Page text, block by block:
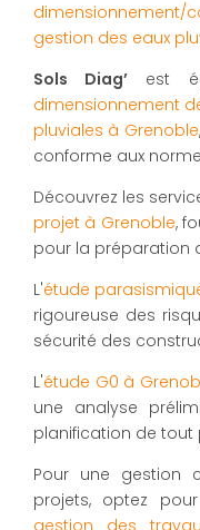
gestion des eaux
Sols Diag’ est
dimensionnement
pluviales à Grenoble
conforme aux
Découvrez les
projet à Grenoble,
pour la préparation
L'étude
rigoureuse des
sécurité des
L'étude G0 à
une analyse
planification de tout
Pour une gestion
projets, optez pour